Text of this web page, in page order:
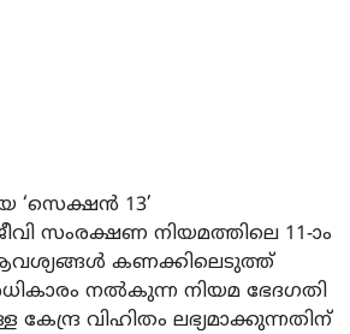
‘സെക്ഷൻ 13’
സംരക്ഷണ നിയമത്തിലെ 11-ാം
ആവശ്യങ്ങൾ കണക്കിലെടുത്ത്
നൽകുന്ന നിയമ ഭേദഗതി
വിഹിതം ലഭ്യമാക്കുന്നതിന്